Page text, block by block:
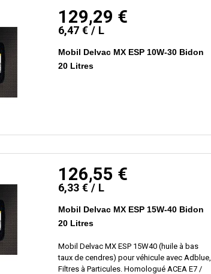
129,29 €
6,47 € / L
Mobil Delvac MX ESP 10W-30 Bidon
20 Litres
126,55 €
6,33 € / L
Mobil Delvac MX ESP 15W-40 Bidon
20 Litres
Mobil Delvac MX ESP 15W40 (huile à bas
taux de cendres) pour véhicule avec Adblue,
Filtres à Particules. Homologué ACEA E7 /